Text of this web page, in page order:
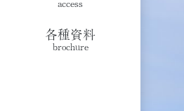
access
各種資料
brochure